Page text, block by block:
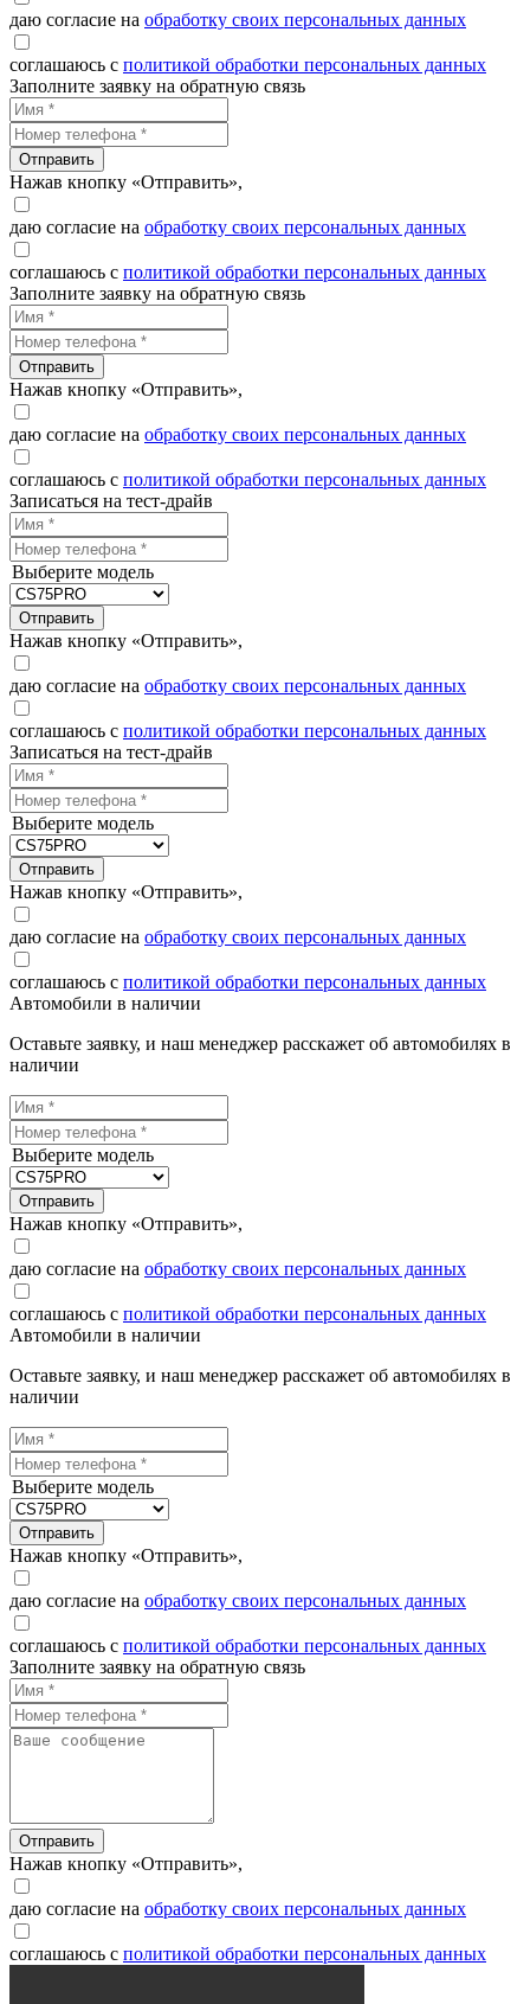
даю согласие на обработку своих персональных данных
соглашаюсь с политикой обработки персональных данных
Заполните заявку на обратную связь
Отправить
Нажав кнопку «Отправить»,
даю согласие на обработку своих персональных данных
соглашаюсь с политикой обработки персональных данных
Заполните заявку на обратную связь
Отправить
Нажав кнопку «Отправить»,
даю согласие на обработку своих персональных данных
соглашаюсь с политикой обработки персональных данных
Записаться на тест-драйв
Выберите модель
Отправить
Нажав кнопку «Отправить»,
даю согласие на обработку своих персональных данных
соглашаюсь с политикой обработки персональных данных
Записаться на тест-драйв
Выберите модель
Отправить
Нажав кнопку «Отправить»,
даю согласие на обработку своих персональных данных
соглашаюсь с политикой обработки персональных данных
Автомобили в наличии
Оставьте заявку, и наш менеджер расскажет об автомобилях в
наличии
Выберите модель
Отправить
Нажав кнопку «Отправить»,
даю согласие на обработку своих персональных данных
соглашаюсь с политикой обработки персональных данных
Автомобили в наличии
Оставьте заявку, и наш менеджер расскажет об автомобилях в
наличии
Выберите модель
Отправить
Нажав кнопку «Отправить»,
даю согласие на обработку своих персональных данных
соглашаюсь с политикой обработки персональных данных
Заполните заявку на обратную связь
Отправить
Нажав кнопку «Отправить»,
даю согласие на обработку своих персональных данных
соглашаюсь с политикой обработки персональных данных